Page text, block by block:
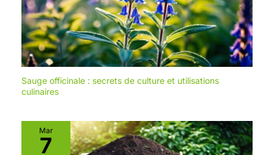
Sauge officinale : secrets de culture et utilisations
culinaires
Mar
7